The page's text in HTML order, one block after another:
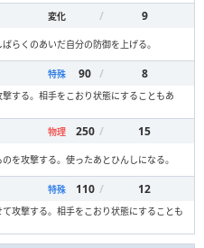
変化 / 9
らくのあいだ自分の防御を上げる。
特殊 90 / 8
する。相手をこおり状態にすることもあ
物理 250 / 15
を攻撃する。使ったあとひんしになる。
特殊 110 / 12
攻撃する。相手をこおり状態にすることも